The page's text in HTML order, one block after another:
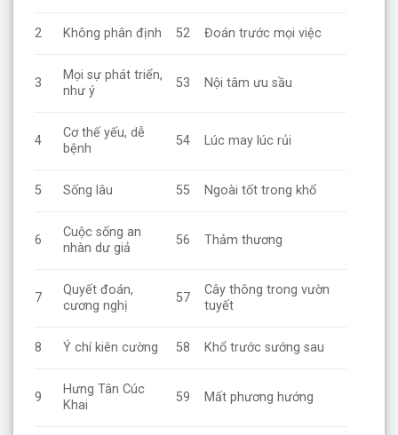
2 Không phân định 52 Đoán trước mọi việc
3
Mọi sự phát triển,
như ý
53 Nội tâm ưu sầu
4
Cơ thế yếu, dễ
bệnh
54 Lúc may lúc rủi
5 Sống lâu 55 Ngoài tốt trong khổ
6
Cuộc sống an
nhàn dư giả
56 Thảm thương
7
Quyết đoán,
cương nghị
57
Cây thông trong vườn
tuyết
8 Ý chí kiên cường 58 Khổ trước sướng sau
9
Hưng Tân Cúc
Khai
59 Mất phương hướng